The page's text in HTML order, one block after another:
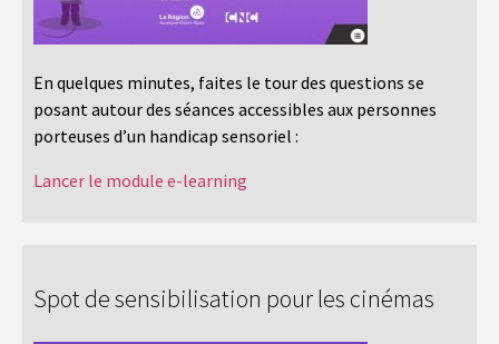
En quelques minutes, faites le tour des questions se
posant autour des séances accessibles aux personnes
porteuses d’un handicap sensoriel :
Lancer le module e-learning
Spot de sensibilisation pour les cinémas